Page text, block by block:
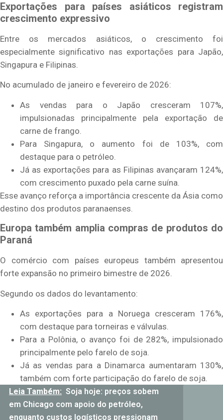
Exportações para países asiáticos registram
crescimento expressivo
Entre os mercados asiáticos, o crescimento foi
especialmente significativo nas exportações para Japão,
Singapura e Filipinas.
No acumulado de janeiro e fevereiro de 2026:
As vendas para o Japão cresceram 107%,
impulsionadas principalmente pela exportação de
carne de frango.
Para Singapura, o aumento foi de 103%, com
destaque para o petróleo.
Já as exportações para as Filipinas avançaram 124%,
com crescimento puxado pela carne suína.
Esse avanço reforça a importância crescente da Ásia como
destino dos produtos paranaenses.
Europa também amplia compras de produtos do
Paraná
O comércio com países europeus também apresentou
forte expansão no primeiro bimestre de 2026.
Segundo os dados do levantamento:
As exportações para a Noruega cresceram 176%,
com destaque para torneiras e válvulas.
Para a Polônia, o avanço foi de 282%, impulsionado
principalmente pelo farelo de soja.
Já as vendas para a Dinamarca aumentaram 130%,
também com forte participação do farelo de soja.
Leia Também: Soja hoje: preços sobem
em Chicago com apoio do petróleo,
enquanto custos logísticos pressionam